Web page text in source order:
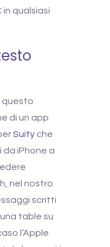
in qualsiasi
questo
di un app
Suity che
iPhone a
nel nostro
scritti
table su
l ‘Apple